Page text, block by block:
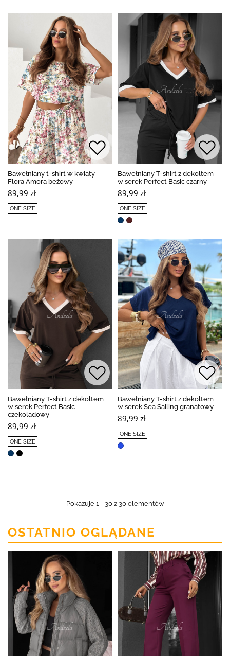
Bawełniany t-shirt w kwiaty
Flora Amora beżowy
89,99 zł
ONE SIZE
Bawełniany T-shirt z dekoltem
w serek Perfect Basic czarny
89,99 zł
ONE SIZE
Bawełniany T-shirt z dekoltem
w serek Perfect Basic
czekoladowy
89,99 zł
ONE SIZE
Bawełniany T-shirt z dekoltem
w serek Sea Sailing granatowy
89,99 zł
ONE SIZE
Pokazuje 1 - 30 z 30 elementów
OSTATNIO OGLĄDANE